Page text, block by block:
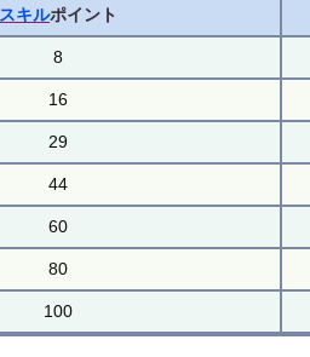
スキルポイント
8
16
29
44
60
80
100